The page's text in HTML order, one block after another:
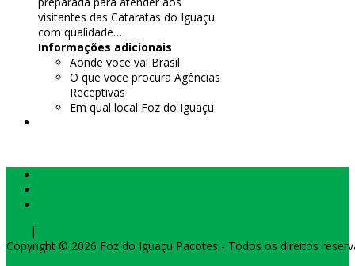
visitantes das Cataratas do Iguaçu
com qualidade…
Informações adicionais
Aonde voce vai Brasil
O que voce procura Agências
Receptivas
Em qual local Foz do Iguaçu
|
Copyright © 2026 Foz do Iguaçu Pacotes - Todos os direitos